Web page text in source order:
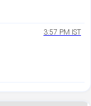
3:57 PM IST